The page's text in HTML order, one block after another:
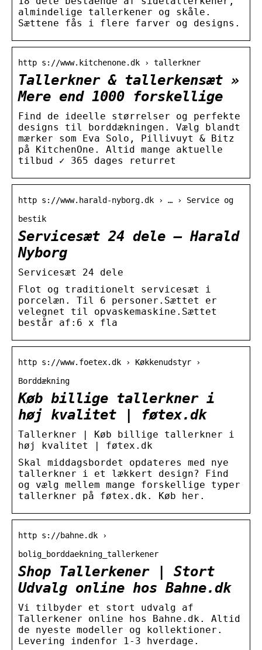
almindelige tallerkener og skåle.
Sættene fås i flere farver og designs.
http s://www.kitchenone.dk › tallerkner
Tallerkner & tallerkensæt »
Mere end 1000 forskellige
Find de ideelle størrelser og perfekte
designs til borddækningen. Vælg blandt
mærker som Eva Solo, Pillivuyt & Bitz
på KitchenOne. Altid mange aktuelle
tilbud ✓ 365 dages returret
http s://www.harald-nyborg.dk › … › Service og
bestik
Servicesæt 24 dele – Harald
Nyborg
Servicesæt 24 dele
Flot og traditionelt servicesæt i
porcelæn. Til 6 personer.Sættet er
velegnet til opvaskemaskine.Sættet
består af:6 x fla
http s://www.foetex.dk › Køkkenudstyr ›
Borddækning
Køb billige tallerkner i
høj kvalitet | føtex.dk
Tallerkner | Køb billige tallerkner i
høj kvalitet | føtex.dk
Skal middagsbordet opdateres med nye
tallerkner i et lækkert design? Find
og vælg mellem mange forskellige typer
tallerkner på føtex.dk. Køb her.
http s://bahne.dk ›
bolig_borddaekning_tallerkener
Shop Tallerkener | Stort
Udvalg online hos Bahne.dk
Vi tilbyder et stort udvalg af
Tallerkener online hos Bahne.dk. Altid
de nyeste modeller og kollektioner.
Levering indenfor 1-3 hverdage.